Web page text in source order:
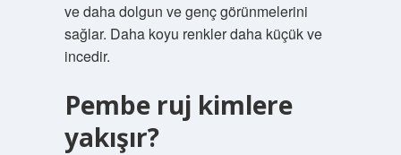
ve daha dolgun ve genç görünmelerini
sağlar. Daha koyu renkler daha küçük ve
incedir.
Pembe ruj kimlere
yakışır?